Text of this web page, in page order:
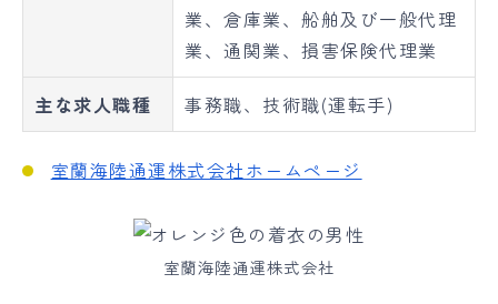
業、倉庫業、船舶及び一般代理
業、通関業、損害保険代理業
主な求人職種 事務職、技術職(運転手)
室蘭海陸通運株式会社ホームページ
室蘭海陸通運株式会社